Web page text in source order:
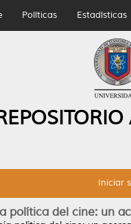
Políticas Estadísticas
Iniciar
política del cine: un